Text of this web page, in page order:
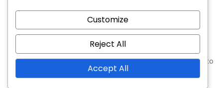
Copyright © 2026 shootingstar-jp.com | Powered bySpexo
WordPress Theme
Over ons
Gebruikersovereenkomst
Jouw privacy
Neem contact op
Cookievoorkeuren
Customize
Reject All
Accept All